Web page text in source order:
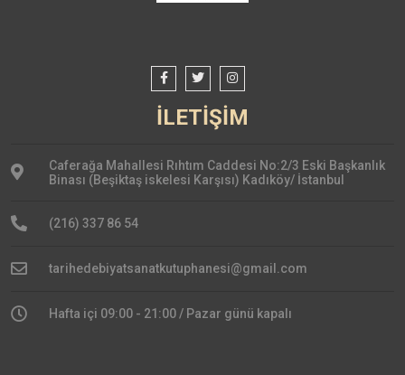
İLETİŞİM
Caferağa Mahallesi Rıhtım Caddesi No:2/3 Eski Başkanlık
Binası (Beşiktaş iskelesi Karşısı) Kadıköy/ İstanbul
(216) 337 86 54
tarihedebiyatsanatkutuphanesi@gmail.com
Hafta içi 09:00 - 21:00 / Pazar günü kapalı